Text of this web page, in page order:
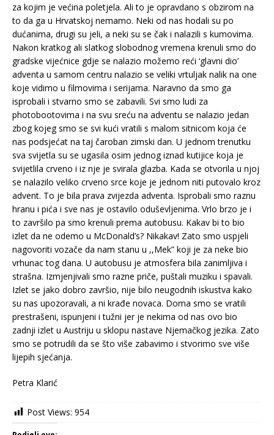
za kojim je većina poletjela. Ali to je opravdano s obzirom na
to da ga u Hrvatskoj nemamo. Neki od nas hodali su po
dućanima, drugi su jeli, a neki su se čak i nalazili s kumovima.
Nakon kratkog ali slatkog slobodnog vremena krenuli smo do
gradske vijećnice gdje se nalazio možemo reći ‘glavni dio’
adventa u samom centru nalazio se veliki vrtuljak nalik na one
koje vidimo u filmovima i serijama. Naravno da smo ga
isprobali i stvarno smo se zabavili. Svi smo ludi za
photobootovima i na svu sreću na adventu se nalazio jedan
zbog kojeg smo se svi kući vratili s malom sitnicom koja će
nas podsjećat na taj čaroban zimski dan. U jednom trenutku
sva svijetla su se ugasila osim jednog iznad kutijice koja je
svijetlila crveno i iz nje je svirala glazba. Kada se otvorila u njoj
se nalazilo veliko crveno srce koje je jednom niti putovalo kroz
advent. To je bila prava zvijezda adventa. Isprobali smo raznu
hranu i pića i sve nas je ostavilo oduševljenima. Vrlo brzo je i
to završilo pa smo krenuli prema autobusu. Kakav bi to bio
izlet da ne odemo u McDonald’s? Nikakav! Zato smo uspjeli
nagovoriti vozače da nam stanu u ,,Mek” koji je za neke bio
vrhunac tog dana. U autobusu je atmosfera bila zanimljiva i
strašna. Izmjenjivali smo razne priče, puštali muziku i spavali.
Izlet se jako dobro završio, nije bilo neugodnih iskustva kako
su nas upozoravali, a ni krađe novaca. Doma smo se vratili
prestrašeni, ispunjeni i tužni jer je nekima od nas ovo bio
zadnji izlet u Austriju u sklopu nastave Njemačkog jezika. Zato
smo se potrudili da se što više zabavimo i stvorimo sve više
lijepih sjećanja.
Petra Klarić
Post Views: 954